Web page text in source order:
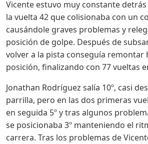
Vicente estuvo muy constante detrás
la vuelta 42 que colisionaba con un
causándole graves problemas y
posición de golpe. Después de
volver a la pista conseguía remontar
posición, finalizando con 77 vueltas
Jonathan Rodríguez salía 10º, casi
parrilla, pero en las dos primeras
en seguida 5º y tras algunos
se posicionaba 3º manteniendo el
carrera. Tras los problemas de